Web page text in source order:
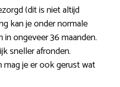
(dit is niet altijd
kan je onder normale
ongeveer 36 maanden.
sneller afronden.
je er ook gerust wat